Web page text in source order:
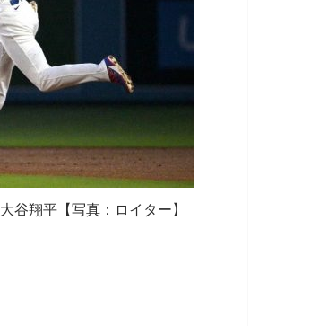
谷翔平【写真：ロイター】